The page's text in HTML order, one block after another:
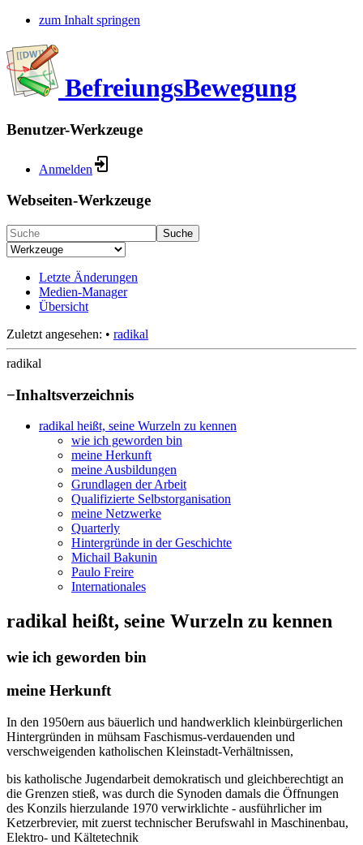
zum Inhalt springen
BefreiungsBewegung
Benutzer-Werkzeuge
Anmelden
Webseiten-Werkzeuge
Suche
Letzte Änderungen
Medien-Manager
Übersicht
Zuletzt angesehen: • radikal
radikal
−Inhaltsverzeichnis
radikal heißt, seine Wurzeln zu kennen
wie ich geworden bin
meine Herkunft
meine Ausbildungen
Grundlagen der Arbeit
Qualifizierte Selbstorganisation
meine Netzwerke
Quarterly
Hintergründe in der Geschichte
Michail Bakunin
Paulo Freire
Internationales
radikal heißt, seine Wurzeln zu kennen
wie ich geworden bin
meine Herkunft
In den 1950ern aus bäuerlich und handwerklich kleinbürgerlichen
Hintergründen in mühsam Faschismus-verdauenden und
verschweigenden katholischen Kleinstadt-Verhältnissen,
bis katholische Jugendarbeit demokratisch und gleichberechtigt an
die Grenzen stieß, was durch die Synoden damals die Öffnungen
des Konzils hierzulande 1970 verwirklichte - ausführlicher im
Ketzerbrevier, mit zuerst technischer Berufswahl in Maschinenbau,
Elektro- und Kältetechnik